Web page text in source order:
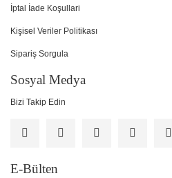
İptal İade Koşullari
Kişisel Veriler Politikası
Sipariş Sorgula
Sosyal Medya
Bizi Takip Edin
E-Bülten